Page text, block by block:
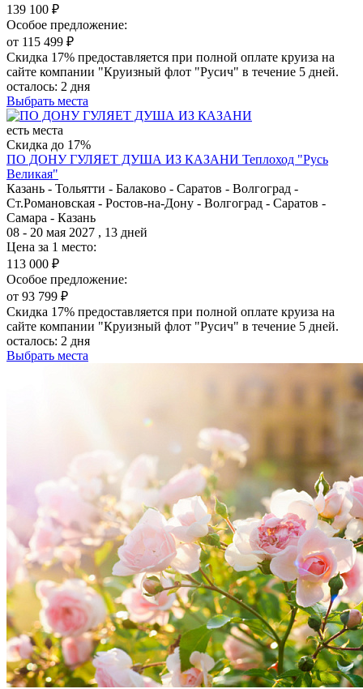
139 100 ₽
Особое предложение:
от 115 499 ₽
Скидка 17% предоставляется при полной оплате круиза на
сайте компании "Круизный флот "Русич" в течение 5 дней.
осталось: 2 дня
Выбрать места
есть места
Скидка до 17%
ПО ДОНУ ГУЛЯЕТ ДУША ИЗ КАЗАНИ Теплоход "Русь
Великая"
Казань - Тольятти - Балаково - Саратов - Волгоград -
Ст.Романовская - Ростов-на-Дону - Волгоград - Саратов -
Самара - Казань
08 - 20 мая 2027 , 13 дней
Цена за 1 место:
113 000 ₽
Особое предложение:
от 93 799 ₽
Скидка 17% предоставляется при полной оплате круиза на
сайте компании "Круизный флот "Русич" в течение 5 дней.
осталось: 2 дня
Выбрать места